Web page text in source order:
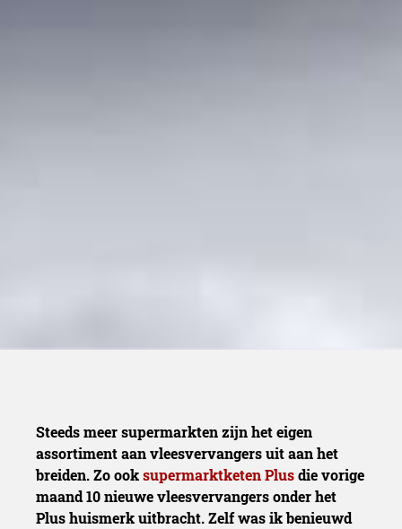
Steeds meer supermarkten zijn het eigen
assortiment aan vleesvervangers uit aan het
breiden. Zo ooksupermarktketen Plusdie vorige
maand 10 nieuwe vleesvervangers onder het
Plus huismerk uitbracht. Zelf was ik benieuwd